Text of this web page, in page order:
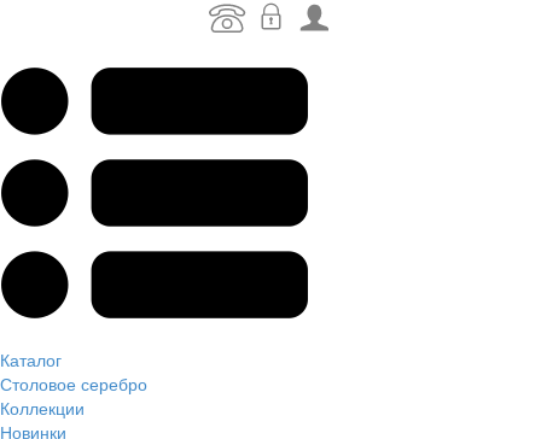
Каталог
Столовое серебро
Коллекции
Новинки